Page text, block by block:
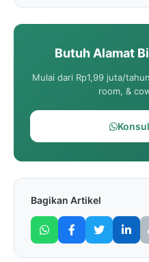
Butuh Alamat
Mulai dari Rp1,99 juta/
room, &
Bagikan Artikel